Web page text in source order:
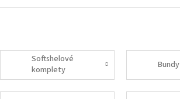
Softshelové
komplety
Bundy